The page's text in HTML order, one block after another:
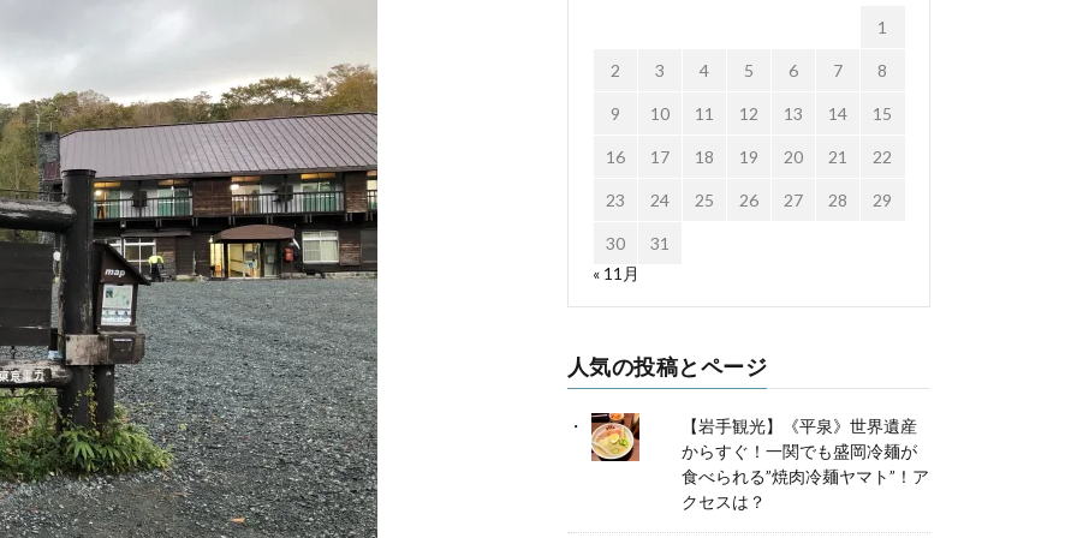
1
2 3 4 5 6 7 8
9 10 11 12 13 14 15
16 17 18 19 20 21 22
23 24 25 26 27 28 29
30
31
« 11月
人気の投稿とページ
【岩手観光】《平泉》世界遺産
からすぐ！一関でも盛岡冷麺が
食べられる”焼肉冷麺ヤマト”！ア
クセスは？